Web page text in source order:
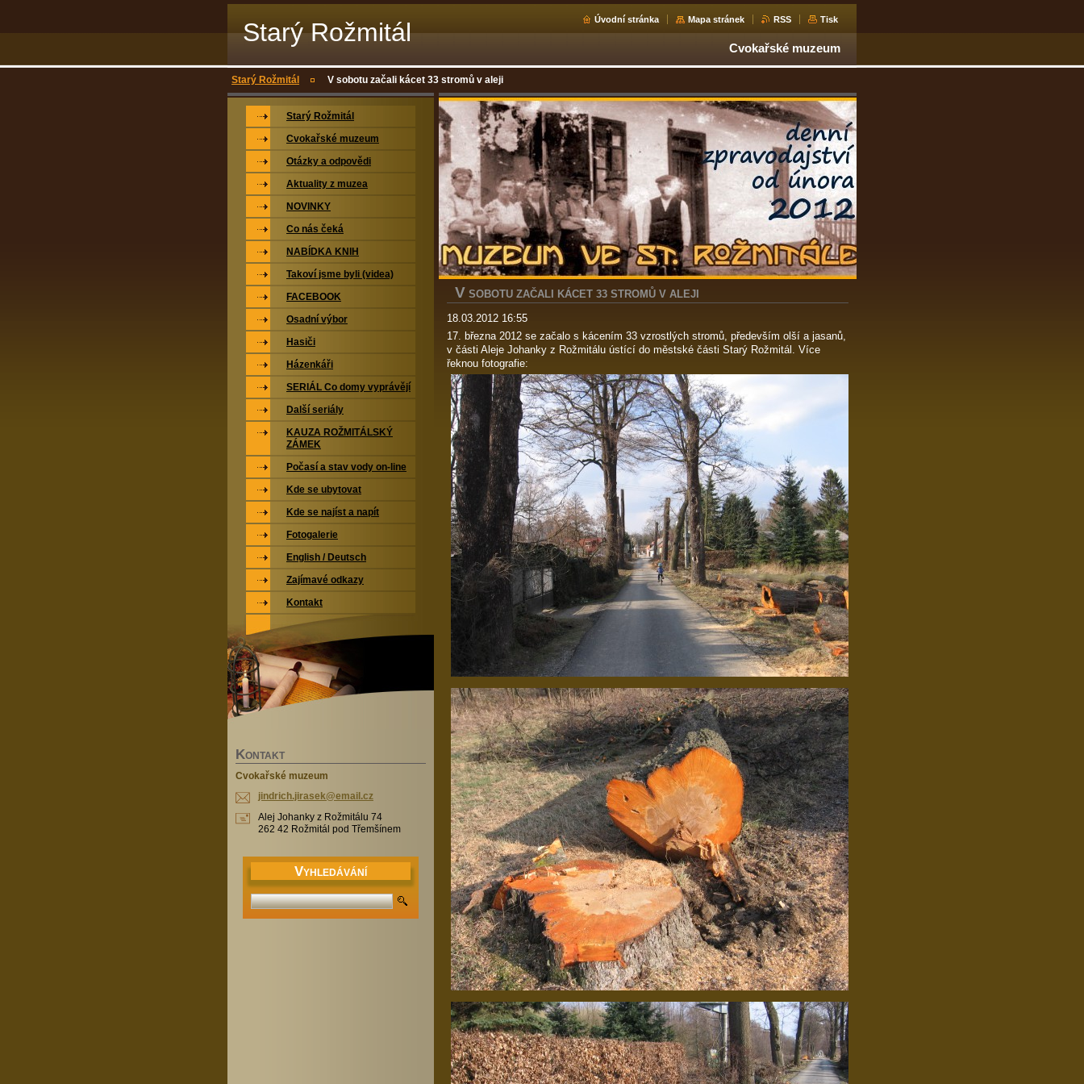
Starý Rožmitál Úvodní stránka Mapa stránek RSS Tisk
Cvokařské muzeum
Starý Rožmitál V sobotu začali kácet 33 stromů v aleji
V SOBOTU ZAČALI KÁCET 33 STROMŮ V ALEJI
18.03.2012 16:55
17. března 2012 se začalo s kácením 33 vzrostlých stromů, především olší a jasanů,
v části Aleje Johanky z Rožmitálu ústící do městské části Starý Rožmitál. Více
řeknou fotografie:
Starý Rožmitál
Cvokařské muzeum
Otázky a odpovědi
Aktuality z muzea
NOVINKY
Co nás čeká
NABÍDKA KNIH
Takoví jsme byli (videa)
FACEBOOK
Osadní výbor
Hasiči
Házenkáři
SERIÁL Co domy vyprávějí
Další seriály
KAUZA ROŽMITÁLSKÝ
ZÁMEK
Počasí a stav vody on-line
Kde se ubytovat
Kde se najíst a napít
Fotogalerie
English / Deutsch
Zajímavé odkazy
Kontakt
KONTAKT
Cvokařské muzeum
jindrich.jirasek@email.cz
Alej Johanky z Rožmitálu 74
262 42 Rožmitál pod Třemšínem
VYHLEDÁVÁNÍ